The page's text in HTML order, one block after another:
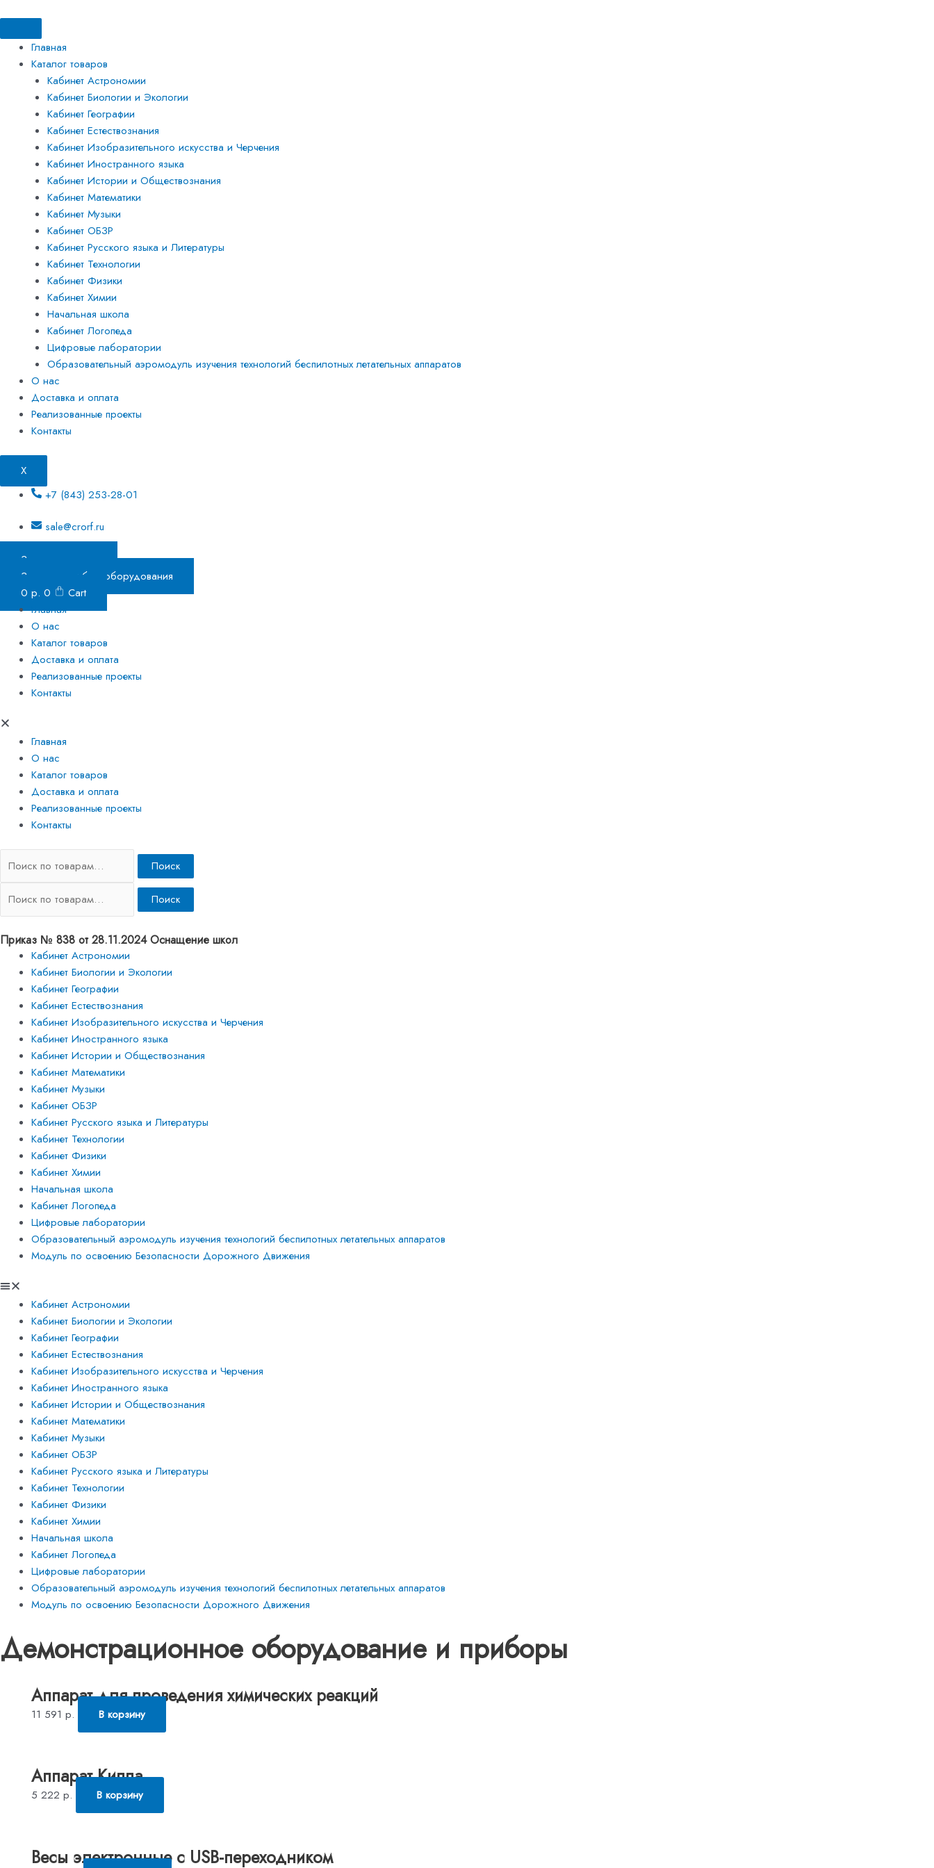
к
содержимому
Главная
Каталог товаров
Кабинет Астрономии
Кабинет Биологии и Экологии
Кабинет Географии
Кабинет Естествознания
Кабинет Изобразительного искусства и Черчения
Кабинет Иностранного языка
Кабинет Истории и Обществознания
Кабинет Математики
Кабинет Музыки
Кабинет ОБЗР
Кабинет Русского языка и Литературы
Кабинет Технологии
Кабинет Физики
Кабинет Химии
Начальная школа
Кабинет Логопеда
Цифровые лаборатории
Образовательный аэромодуль изучения технологий беспилотных летательных аппаратов
О нас
Доставка и оплата
Реализованные проекты
Контакты
X
+7 (843) 253-28-01
sale@crorf.ru
Заказать звонок
Заказать подбор оборудования
0 р. 0
Cart
Главная
О нас
Каталог товаров
Доставка и оплата
Реализованные проекты
Контакты
Главная
О нас
Каталог товаров
Доставка и оплата
Реализованные проекты
Контакты
Поиск
Поиск
Приказ № 838 от 28.11.2024 Оснащение школ
Кабинет Астрономии
Кабинет Биологии и Экологии
Кабинет Географии
Кабинет Естествознания
Кабинет Изобразительного искусства и Черчения
Кабинет Иностранного языка
Кабинет Истории и Обществознания
Кабинет Математики
Кабинет Музыки
Кабинет ОБЗР
Кабинет Русского языка и Литературы
Кабинет Технологии
Кабинет Физики
Кабинет Химии
Начальная школа
Кабинет Логопеда
Цифровые лаборатории
Образовательный аэромодуль изучения технологий беспилотных летательных аппаратов
Модуль по освоению Безопасности Дорожного Движения
Кабинет Астрономии
Кабинет Биологии и Экологии
Кабинет Географии
Кабинет Естествознания
Кабинет Изобразительного искусства и Черчения
Кабинет Иностранного языка
Кабинет Истории и Обществознания
Кабинет Математики
Кабинет Музыки
Кабинет ОБЗР
Кабинет Русского языка и Литературы
Кабинет Технологии
Кабинет Физики
Кабинет Химии
Начальная школа
Кабинет Логопеда
Цифровые лаборатории
Образовательный аэромодуль изучения технологий беспилотных летательных аппаратов
Модуль по освоению Безопасности Дорожного Движения
Демонстрационное оборудование и приборы
Аппарат для проведения химических реакций
11 591 р. В корзину
Аппарат Киппа
5 222 р. В корзину
Весы электронные с USB-переходником